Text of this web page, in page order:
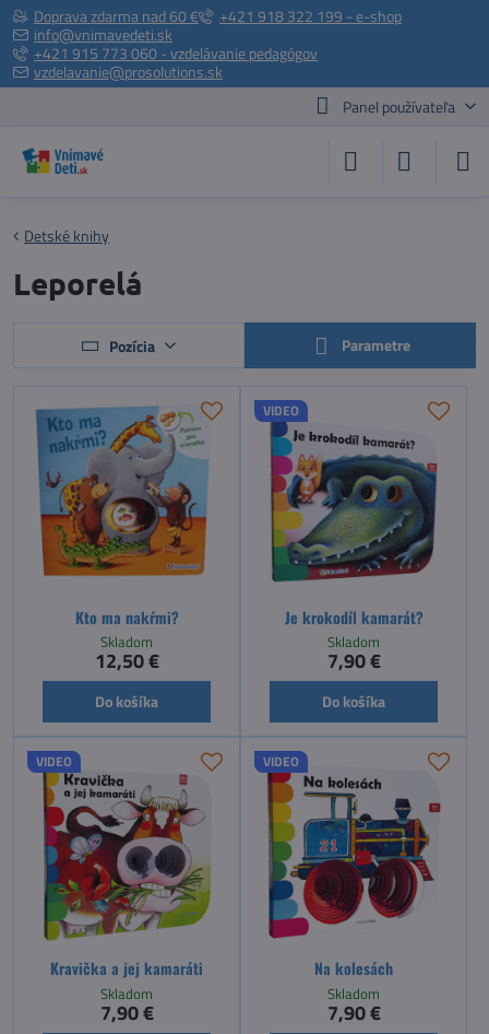
Doprava zdarma nad 60 €
+421 918 322 199 - e-shop
info@vnimavedeti.sk
+421 915 773 060 - vzdelávanie pedagógov
vzdelavanie@prosolutions.sk
Panel používateľa
Detské knihy
Leporelá
Pozícia Parametre
Kto ma nakŕmi?
Skladom
12,50 €
Do košíka
VIDEO
Je krokodíl kamarát?
Skladom
7,90 €
Do košíka
VIDEO
Kravička a jej kamaráti
Skladom
7,90 €
VIDEO
Na kolesách
Skladom
7,90 €